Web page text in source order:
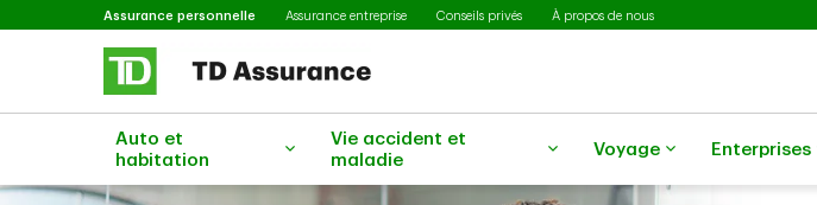
Passer au contenu principal
Assurance personnelle Sélectionné
Assurance entreprise Conseils privés À propos de nous
Auto et
habitation
Vie accident et
maladie
Voyage Enterprises